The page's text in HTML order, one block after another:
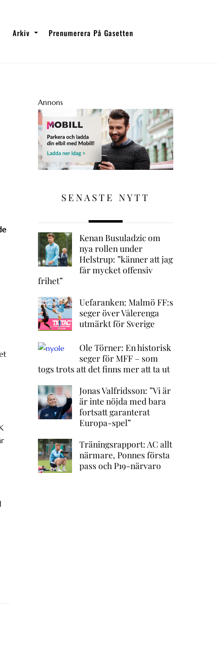
Arkiv Prenumerera På Gasetten
Annons
SENASTE NYTT
Kenan Busuladzic om
nya rollen under
Helstrup: ”känner att jag
får mycket offensiv
frihet”
Uefaranken: Malmö FF:s
seger över Vålerenga
utmärkt för Sverige
Ole Törner: En historisk
seger för MFF – som
togs trots att det finns mer att ta ut
Jonas Valfridsson: ”Vi är
är inte nöjda med bara
fortsatt garanterat
Europa-spel”
Träningsrapport: AC allt
närmare, Ponnes första
pass och P19-närvaro